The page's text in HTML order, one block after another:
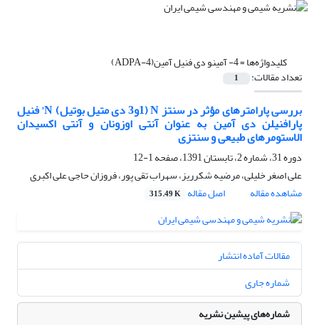
کلیدواژه‌ها =4- آمینو دی فنیل آمین(4-ADPA)
تعداد مقالات: 1
بررسی پارامترهای مؤثر در سنتز N (1و3 دی متیل بوتیل) N' فنیل
پارافنیلن دی آمین به عنوان آنتی اوزونان و آنتی اکسیدان
الاستومرهای طبیعی و سنتزی
دوره 31، شماره 2، تابستان 1391، صفحه
1-12
علی اصغر خلیلی، مرضیه شکرریز، سهراب تقی پور، فروزان حاجی علی اکبری
مشاهده مقاله
اصل مقاله 315.49 K
مقالات آماده انتشار
شماره جاری
شماره‌های پیشین نشریه